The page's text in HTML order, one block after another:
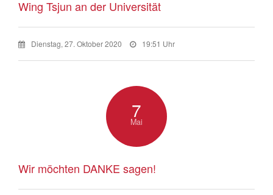
Wing Tsjun an der Universität
Dienstag, 27. Oktober 2020 19:51 Uhr
7
Mai
Wir möchten DANKE sagen!